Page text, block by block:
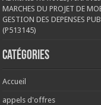
MARCHES DU PROJET DE
GESTION DES DEPENSES
(P513145)
Catégories
Accueil
appels d'offres